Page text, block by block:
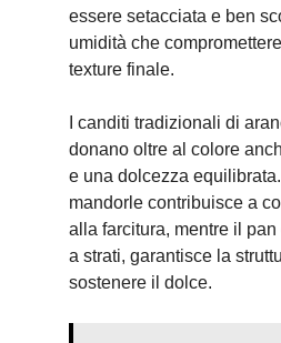
essere setacciata e ben
umidità che
texture finale.
I canditi tradizionali di
donano oltre al colore
e una dolcezza
mandorle contribuisce a
alla farcitura, mentre il
a strati, garantisce la
sostenere il dolce.